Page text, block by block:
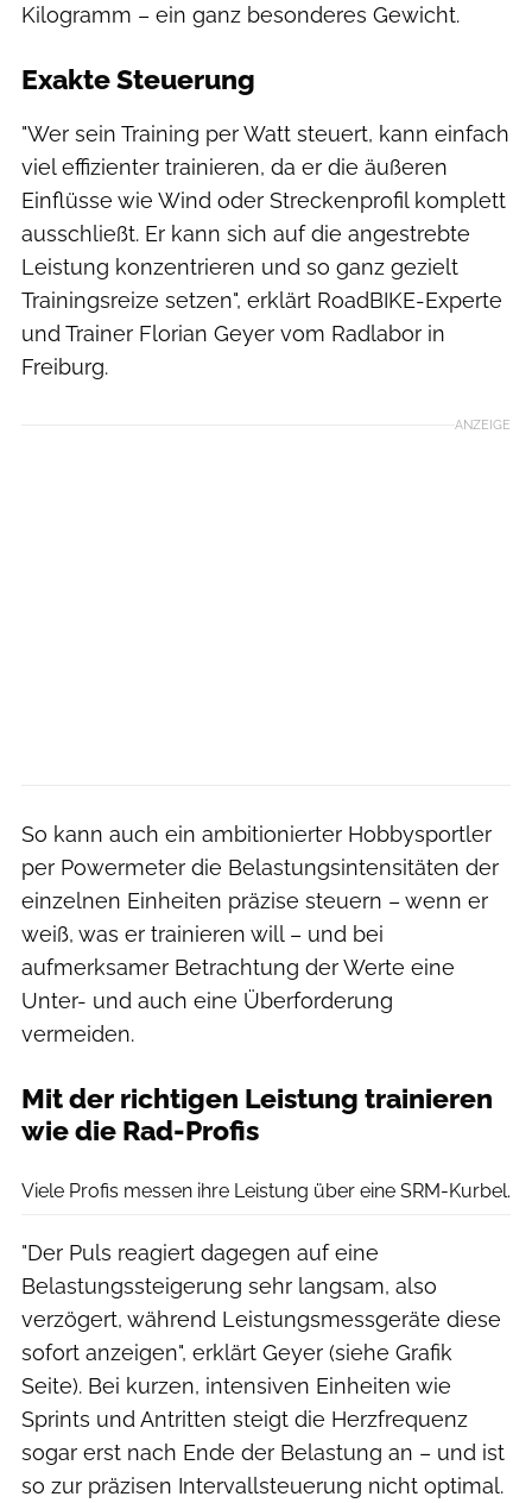
Kilogramm – ein ganz besonderes Gewicht.
Exakte Steuerung
"Wer sein Training per Watt steuert, kann einfach
viel effizienter trainieren, da er die äußeren
Einflüsse wie Wind oder Streckenprofil komplett
ausschließt. Er kann sich auf die angestrebte
Leistung konzentrieren und so ganz gezielt
Trainingsreize setzen", erklärt RoadBIKE-Experte
und Trainer Florian Geyer vom Radlabor in
Freiburg.
ANZEIGE
So kann auch ein ambitionierter Hobbysportler
per Powermeter die Belastungsintensitäten der
einzelnen Einheiten präzise steuern – wenn er
weiß, was er trainieren will – und bei
aufmerksamer Betrachtung der Werte eine
Unter- und auch eine Überforderung
vermeiden.
Mit der richtigen Leistung trainieren
wie die Rad-Profis
Viele Profis messen ihre Leistung über eine SRM-Kurbel.
"Der Puls reagiert dagegen auf eine
Belastungssteigerung sehr langsam, also
verzögert, während Leistungsmessgeräte diese
sofort anzeigen", erklärt Geyer (siehe Grafik
Seite). Bei kurzen, intensiven Einheiten wie
Sprints und Antritten steigt die Herzfrequenz
sogar erst nach Ende der Belastung an – und ist
so zur präzisen Intervallsteuerung nicht optimal.